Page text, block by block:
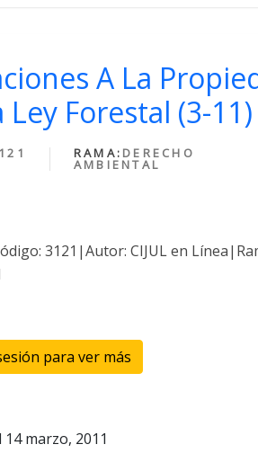
A La
Ley Forestal (3-11)
RAMA: DERECHO
AMBIENTAL
3121|Autor: CIJUL en
para ver más
14 marzo, 2011